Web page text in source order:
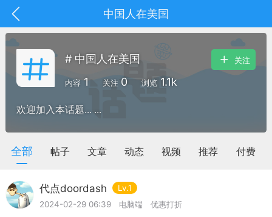
中国人在美国
# 中国人在美国
内容 1 关注 0 浏览 1.1k
关注
欢迎加入本话题... ...
全部 帖子 文章 动态 视频 推荐 付费
代点doordash
Lv.1
2024-02-29 06:39
电脑端 优惠打折